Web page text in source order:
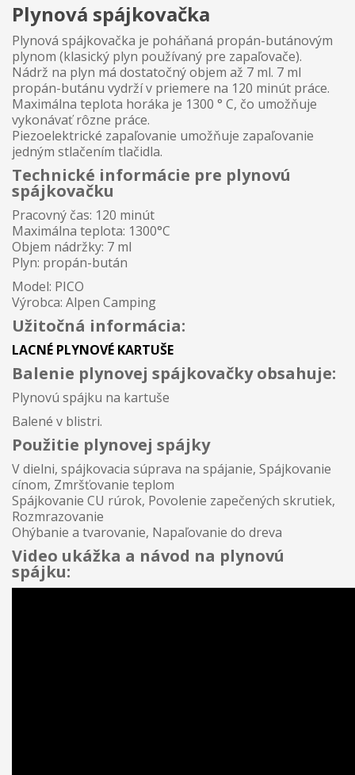
Plynová spájkovačka
Plynová spájkovačka je poháňaná propán-butánovým
plynom (klasický plyn používaný pre zapaľovače).
Nádrž na plyn má dostatočný objem až 7 ml. 7 ml
propán-butánu vydrží v priemere na 120 minút práce.
Maximálna teplota horáka je 1300 ° C, čo umožňuje
vykonávať rôzne práce.
Piezoelektrické zapaľovanie umožňuje zapaľovanie
jedným stlačením tlačidla.
Technické informácie pre plynovú
spájkovačku
Pracovný čas: 120 minút
Maximálna teplota: 1300°C
Objem nádržky: 7 ml
Plyn: propán-bután
Model: PICO
Výrobca: Alpen Camping
Užitočná informácia:
LACNÉ PLYNOVÉ KARTUŠE
Balenie plynovej spájkovačky obsahuje:
Plynovú spájku na kartuše
Balené v blistri.
Použitie plynovej spájky
V dielni, spájkovacia súprava na spájanie, Spájkovanie
cínom, Zmršťovanie teplom
Spájkovanie CU rúrok, Povolenie zapečených skrutiek,
Rozmrazovanie
Ohýbanie a tvarovanie, Napaľovanie do dreva
Video ukážka a návod na plynovú
spájku: